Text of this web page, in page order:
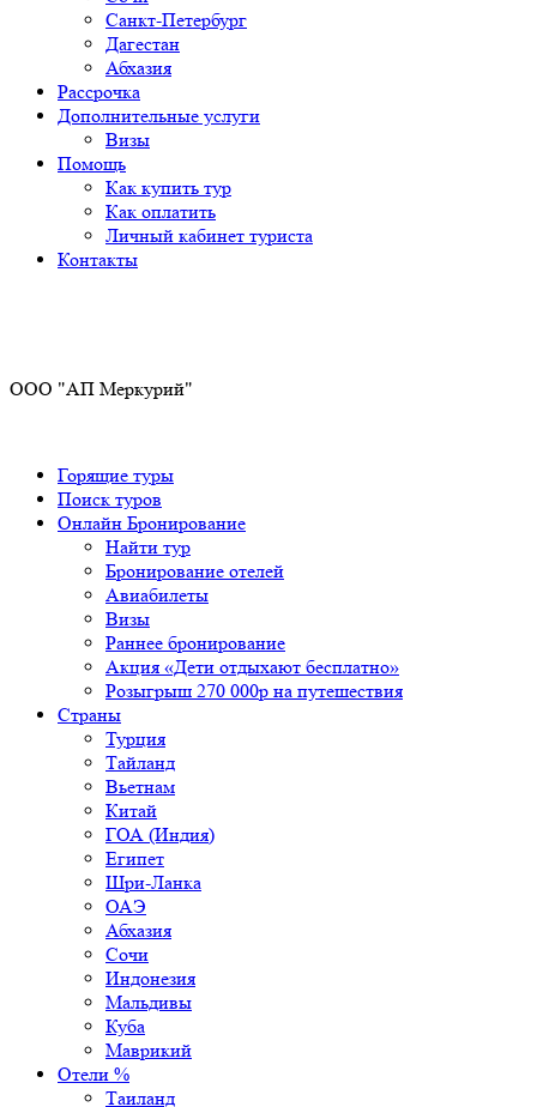
Санкт-Петербург
Дагестан
Абхазия
Рассрочка
Дополнительные услуги
Визы
Помощь
Как купить тур
Как оплатить
Личный кабинет туриста
Контакты
ООО "АП Меркурий"
Горящие туры
Поиск туров
Онлайн Бронирование
Найти тур
Бронирование отелей
Авиабилеты
Визы
Раннее бронирование
Акция «Дети отдыхают бесплатно»
Розыгрыш 270 000р на путешествия
Страны
Турция
Тайланд
Вьетнам
Китай
ГОА (Индия)
Египет
Шри-Ланка
ОАЭ
Абхазия
Сочи
Индонезия
Мальдивы
Куба
Маврикий
Отели %
Таиланд